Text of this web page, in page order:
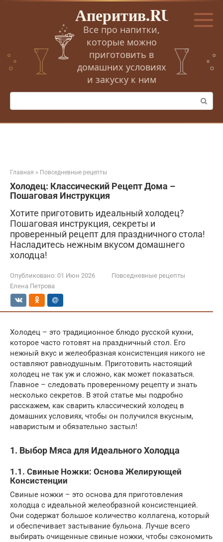
Перейти
Аперитив.RU
Все про напитки,
которые можно
приготовить в
домашних условиях
и закуску к ним
Поиск:
Главная » Повседневные рецепты
Холодец: Классический Рецепт Дома –
Пошаговая Инструкция
Хотите приготовить идеальный холодец?
Пошаговая инструкция, секреты и
проверенный рецепт для праздничного стола!
Насладитесь нежным вкусом домашнего
холодца!
Опубликовано: 01 Июн 2026
Повседневные рецепты
Елена Петрова
Холодец – это традиционное блюдо русской кухни,
которое часто готовят на праздничный стол. Его
нежный вкус и желеобразная консистенция никого не
оставляют равнодушным. Приготовить настоящий
холодец не так уж и сложно, как может показаться.
Главное – следовать проверенному рецепту и знать
несколько секретов. В этой статье мы подробно
расскажем, как сварить классический холодец в
домашних условиях, чтобы он получился вкусным,
наваристым и обязательно застыл!
1. Выбор Мяса для Идеального Холодца
1.1. Свиные Ножки: Основа Желирующей
Консистенции
Свиные ножки – это основа для приготовления
холодца с идеальной желеобразной консистенцией.
Они содержат большое количество коллагена, который
и обеспечивает застывание бульона. Лучше всего
выбирать очищенные свиные ножки, чтобы сэкономить